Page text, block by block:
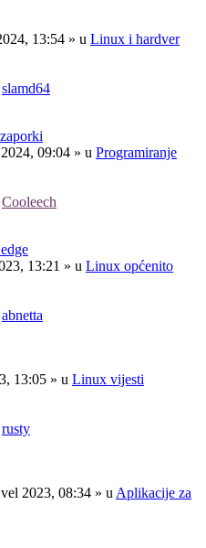
13:54 » u Linux i hardver
slamd64
09:04 » u Programiranje
Cooleech
13:21 » u Linux općenito
abnetta
13:05 » u Linux vijesti
rusty
2023, 08:34 » u Aplikacije za